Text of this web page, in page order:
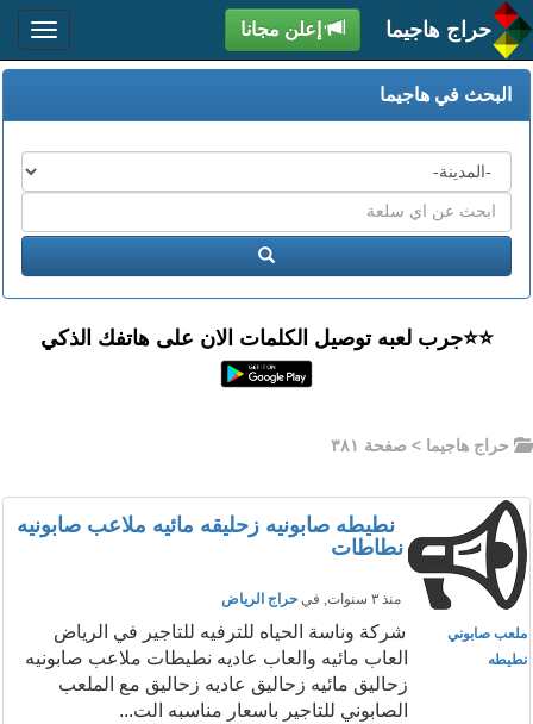
حراج هاجيما إعلن مجانا
البحث في هاجيما
المدن
اكتب
عبارة
البحث
ابحث
⭐️⭐جرب لعبه توصيل الكلمات الان على هاتفك الذكي
حراج هاجيما > صفحة ٣٨١
نطيطه صابونيه زحليقه مائيه ملاعب صابونيه
نطاطات
منذ ٣ سنوات , في حراج الرياض
ملعب صابوني
نطيطه
شركة وناسة الحياه للترفيه للتاجير في الرياض
العاب مائيه والعاب عاديه نطيطات ملاعب صابونيه
زحاليق مائيه زحاليق عاديه زحاليق مع الملعب
الصابوني للتاجير باسعار مناسبه الت...